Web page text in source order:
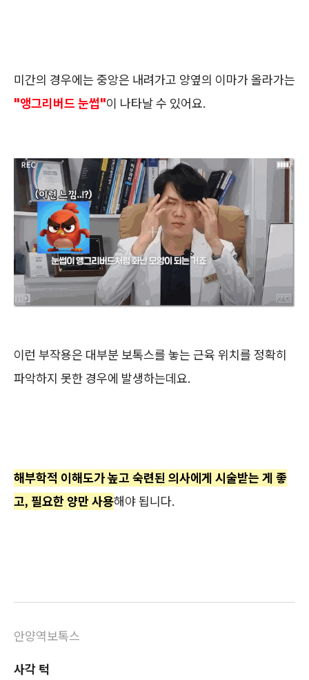
미간의 경우에는 중앙은 내려가고 양옆의 이마가 올라가는
"앵그리버드 눈썹"이 나타날 수 있어요.
이런 부작용은 대부분 보톡스를 놓는 근육 위치를 정확히
파악하지 못한 경우에 발생하는데요.
해부학적 이해도가 높고 숙련된 의사에게 시술받는 게 좋
고, 필요한 양만 사용해야 됩니다.
안양역보톡스
사각 턱